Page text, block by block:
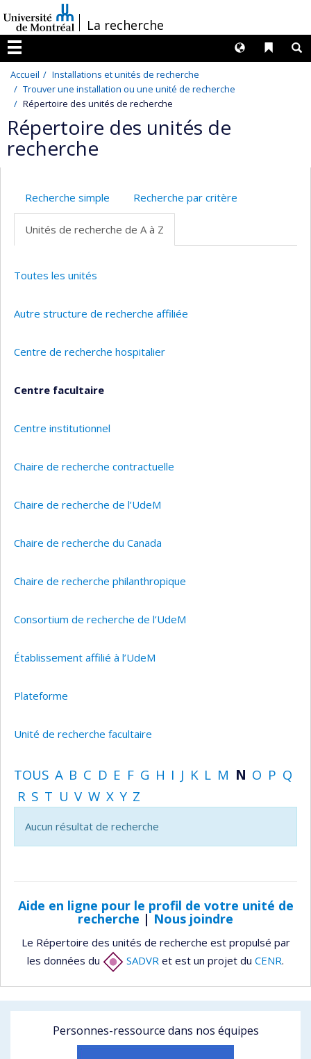
au
contenu
/La recherche
Menu
Liens
Langues
Accueil
Installations et unités de recherche
Trouver une installation ou une unité de recherche
Répertoire des unités de recherche
Répertoire des unités de
recherche
Recherche simple Recherche par critère
Unités de recherche de A à Z
Toutes les unités
Autre structure de recherche affiliée
Centre de recherche hospitalier
Centre facultaire
Centre institutionnel
Chaire de recherche contractuelle
Chaire de recherche de l’UdeM
Chaire de recherche du Canada
Chaire de recherche philanthropique
Consortium de recherche de l’UdeM
Établissement affilié à l’UdeM
Plateforme
Unité de recherche facultaire
TOUS A B C D E F G H I J K L M N O P Q
R S T U V W X Y Z
Aucun résultat de recherche
Aide en ligne pour le profil de votre unité de
recherche | Nous joindre
Le Répertoire des unités de recherche est propulsé par
les données du
SADVR et est un projet du CENR.
Personnes-ressource dans nos équipes